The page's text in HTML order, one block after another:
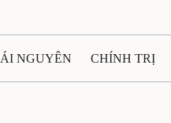
NGUYÊN CHÍNH TRỊ
ĐẤT VÀ NGƯỜI